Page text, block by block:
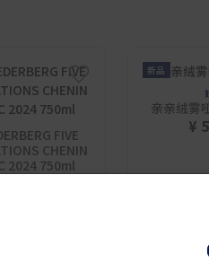
FIVE
CHENIN
2024 750ml
新品
亲亲绒雾
¥